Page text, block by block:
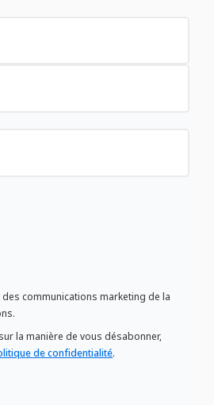
des communications marketing de la
la manière de vous désabonner,
de confidentialité.